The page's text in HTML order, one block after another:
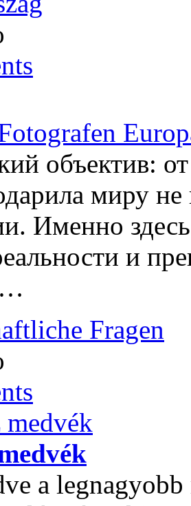
объектив:
миру не
Именно
и
Fragen
a